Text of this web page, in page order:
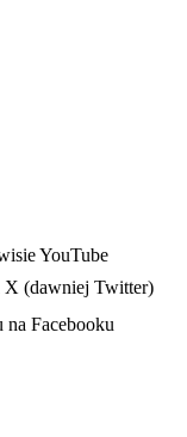
YouTube
X (dawniej Twitter)
na Facebooku